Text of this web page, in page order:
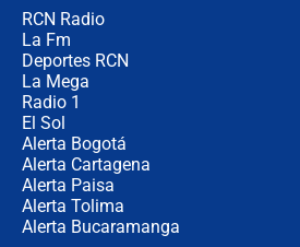
RCN Radio
La Fm
Deportes RCN
La Mega
Radio 1
El Sol
Alerta Bogotá
Alerta Cartagena
Alerta Paisa
Alerta Tolima
Alerta Bucaramanga